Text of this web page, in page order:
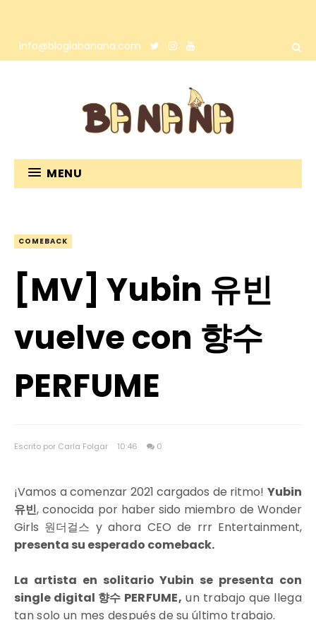
info@bloglabanana.com
MENU
COMEBACK
[MV] Yubin 유빈
vuelve con 향수
PERFUME
Escrito por Carla Folgar 10:46 0
¡Vamos a comenzar 2021 cargados de ritmo! Yubin
유빈, conocida por haber sido miembro de Wonder
Girls 원더걸스 y ahora CEO de rrr Entertainment,
presenta su esperado comeback.
La artista en solitario Yubin se presenta con
single digital 향수 PERFUME, un trabajo que llega
tan solo un mes después de su último trabajo.